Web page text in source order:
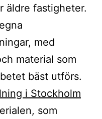
äldre fastigheter.
med
material som
bäst utförs.
i Stockholm
som